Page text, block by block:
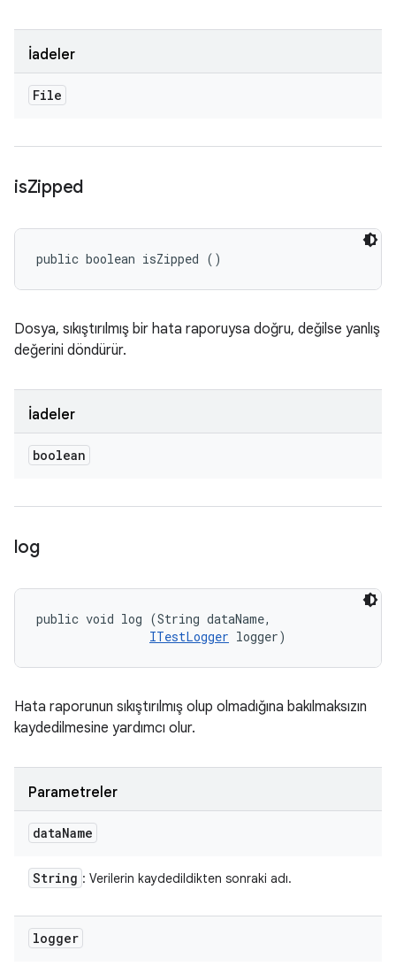
İadeler
File
isZipped
public boolean isZipped ()
Dosya, sıkıştırılmış bir hata raporuysa doğru, değilse yanlış
değerini döndürür.
İadeler
boolean
log
public void log (String dataName,
ITestLogger logger)
Hata raporunun sıkıştırılmış olup olmadığına bakılmaksızın
kaydedilmesine yardımcı olur.
Parametreler
dataName
String : Verilerin kaydedildikten sonraki adı.
logger